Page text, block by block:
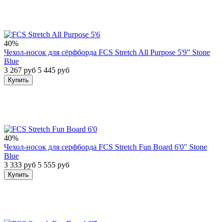
40%
Чехол-носок для сёрфборда FCS Stretch All Purpose 5'9" Stone
Blue
3 267 руб 5 445 руб
Купить
40%
Чехол-носок для серфборда FCS Stretch Fun Board 6'0" Stone
Blue
3 333 руб 5 555 руб
Купить